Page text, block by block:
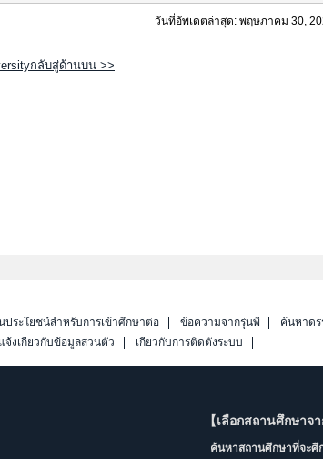
วันที่อัพเดตล่าสุด: พฤษภาคม 30,
กลับสู่ด้านบน >>
ประโยชน์สำหรับการเข้าศึกษาต่อ ข้อความจากรุ่นพี่
ค้นหาด
แจ้งเกี่ยวกับข้อมูลส่วนตัว
เกี่ยวกับการติดตั้งระบบ
【เลือกสถานศึกษาจ
ค้นหาสถานศึกษาที่จะศึ